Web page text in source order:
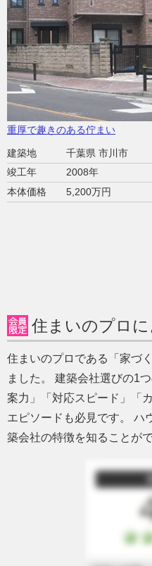
重厚で趣きのある佇まい
建築地
千葉県 市川市
竣工年
2008年
本体価格
5,200万円
住まいのプロ
住まいのプロである「家づ
ました。 建築会社選びの1
案力」「対応スピード」「
エピソードも必見です。 ハ
築会社の特徴を知ることが